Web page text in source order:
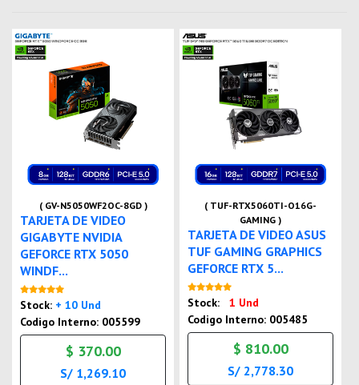
( GV-N5050WF2OC-8GD )
TARJETA DE VIDEO
GIGABYTE NVIDIA
GEFORCE RTX 5050
WINDF...
Stock: + 10 Und
Codigo Interno: 005599
$ 370.00
S/ 1,269.10
( TUF-RTX5060TI-O16G-
GAMING )
TARJETA DE VIDEO ASUS
TUF GAMING GRAPHICS
GEFORCE RTX 5...
Stock:
1 Und
Codigo Interno: 005485
$ 810.00
S/ 2,778.30